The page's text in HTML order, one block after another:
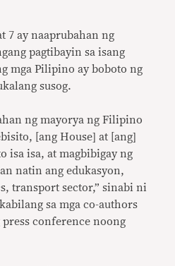
7 ay naaprubahan ng
pagtibayin sa isang
mga Pilipino ay boboto ng
susog.
ng mayorya ng Filipino
[ang House] at [ang]
isa isa, at magbibigay ng
natin ang edukasyon,
transport sector,” sinabi ni
sa mga co-authors
press conference noong